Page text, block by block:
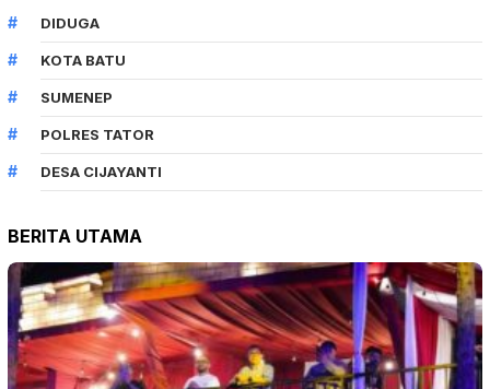
DIDUGA
KOTA BATU
SUMENEP
POLRES TATOR
DESA CIJAYANTI
BERITA UTAMA